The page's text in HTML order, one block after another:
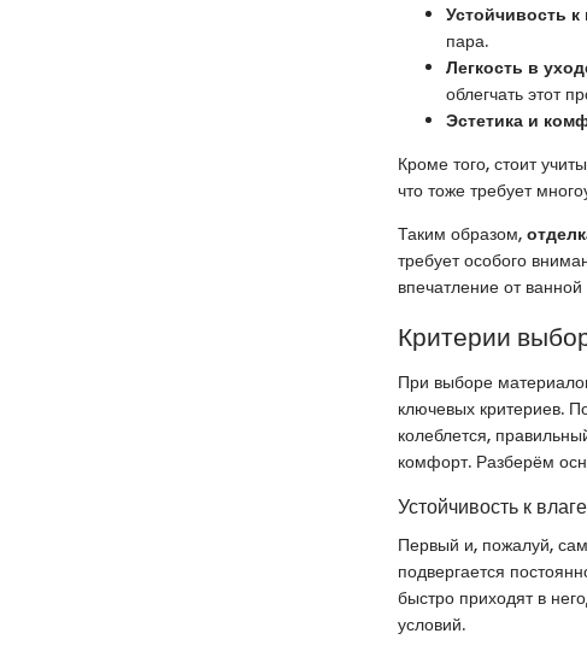
Устойчивость к
пара.
Легкость в
облегчать этот
Эстетика и
Кроме того, стоит
что тоже требует
Таким образом,
требует особого
впечатление от
Критерии
При выборе
ключевых критериев.
колеблется,
комфорт. Разберём
Устойчивость к влаге
Первый и, пожалуй,
подвергается
быстро приходят в
условий.